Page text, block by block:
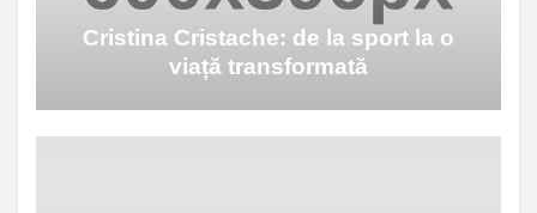
Cristina Cristache: de la sport la o
viață transformată